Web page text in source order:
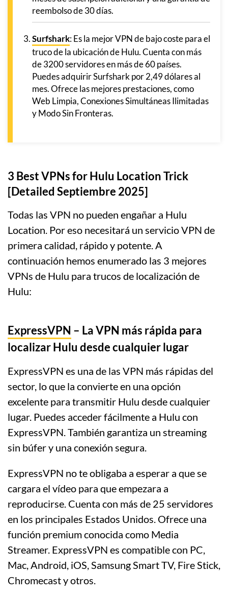
reembolso de 30 días.
Surfshark: Es la mejor VPN de bajo coste para el
truco de la ubicación de Hulu. Cuenta con más
de 3200 servidores en más de 60 países.
Puedes adquirir Surfshark por 2,49 dólares al
mes. Ofrece las mejores prestaciones, como
Web Limpia, Conexiones Simultáneas Ilimitadas
y Modo Sin Fronteras.
3 Best VPNs for Hulu Location Trick
[Detailed Septiembre 2025]
Todas las VPN no pueden engañar a Hulu
Location. Por eso necesitará un servicio VPN de
primera calidad, rápido y potente. A
continuación hemos enumerado las 3 mejores
VPNs de Hulu para trucos de localización de
Hulu:
ExpressVPN – La VPN más rápida para
localizar Hulu desde cualquier lugar
ExpressVPN es una de las VPN más rápidas del
sector, lo que la convierte en una opción
excelente para transmitir Hulu desde cualquier
lugar. Puedes acceder fácilmente a Hulu con
ExpressVPN. También garantiza un streaming
sin búfer y una conexión segura.
ExpressVPN no te obligaba a esperar a que se
cargara el vídeo para que empezara a
reproducirse. Cuenta con más de 25 servidores
en los principales Estados Unidos. Ofrece una
función premium conocida como Media
Streamer. ExpressVPN es compatible con PC,
Mac, Android, iOS, Samsung Smart TV, Fire Stick,
Chromecast y otros.